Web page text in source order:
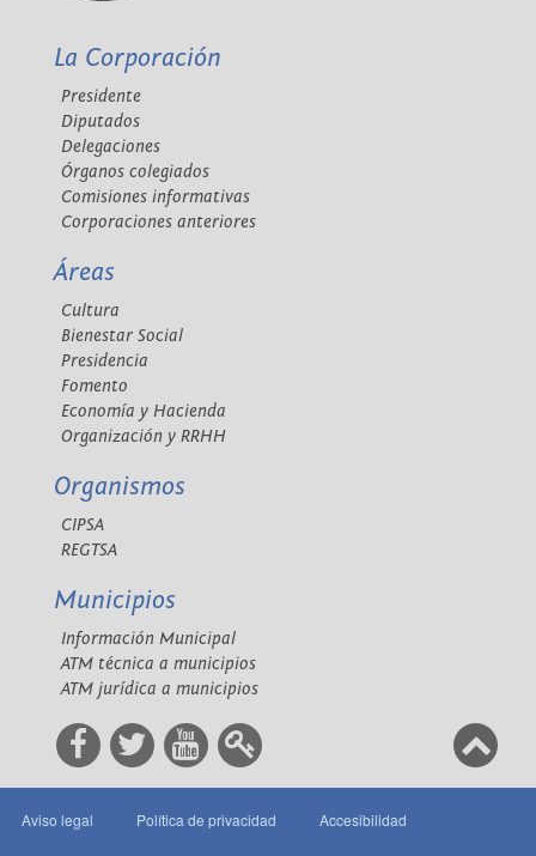
La Corporación
Presidente
Diputados
Delegaciones
Órganos colegiados
Comisiones informativas
Corporaciones anteriores
Áreas
Cultura
Bienestar Social
Presidencia
Fomento
Economía y Hacienda
Organización y RRHH
Organismos
CIPSA
REGTSA
Municipios
Información Municipal
ATM técnica a municipios
ATM jurídica a municipios
Aviso legal Política de privacidad Accesibilidad